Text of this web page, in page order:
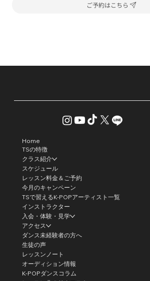
ご予約はこちら
Home
TSの特徴
クラス紹介
スケジュール
レッスン料金＆ご予約
今月のキャンペーン
TSで習えるK-POPアーティスト一覧
インストラクター
入会・体験・見学
アクセス
ダンス未経験者の方へ
生徒の声
レッスンノート
オーディション情報
K-POPダンスコラム